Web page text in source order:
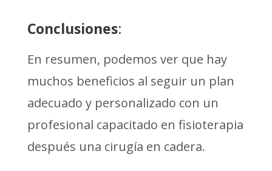
Conclusiones:
En resumen, podemos ver que hay
muchos beneficios al seguir un plan
adecuado y personalizado con un
profesional capacitado en fisioterapia
después una cirugía en cadera.